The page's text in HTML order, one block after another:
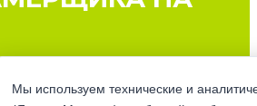
НА
Мы используем технические и